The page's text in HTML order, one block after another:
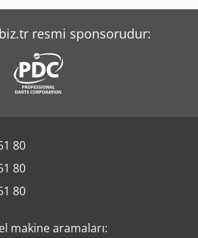
resmi sponsorudur:
80
80
80
makine aramaları: